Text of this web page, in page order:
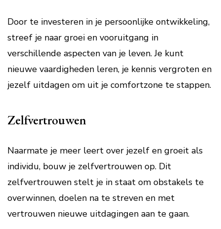
Door te investeren in je persoonlijke ontwikkeling,
streef je naar groei en vooruitgang in
verschillende aspecten van je leven. Je kunt
nieuwe vaardigheden leren, je kennis vergroten en
jezelf uitdagen om uit je comfortzone te stappen.
Zelfvertrouwen
Naarmate je meer leert over jezelf en groeit als
individu, bouw je zelfvertrouwen op. Dit
zelfvertrouwen stelt je in staat om obstakels te
overwinnen, doelen na te streven en met
vertrouwen nieuwe uitdagingen aan te gaan.